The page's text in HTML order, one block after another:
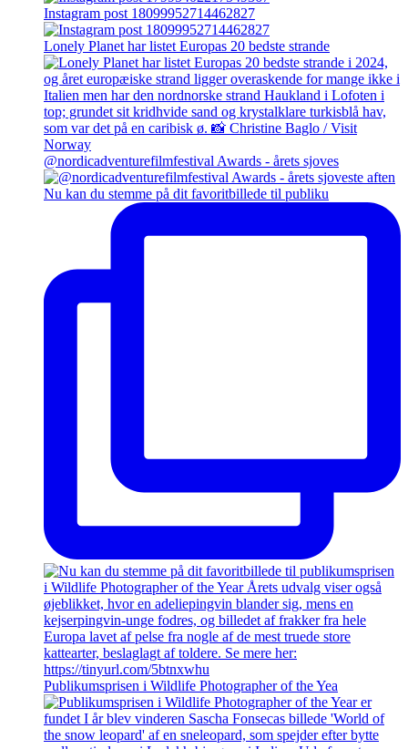
Instagram post 18099952714462827
Lonely Planet har listet Europas 20 bedste strande
@nordicadventurefilmfestival Awards - årets sjoves
Nu kan du stemme på dit favoritbillede til publiku
Publikumsprisen i Wildlife Photographer of the Yea